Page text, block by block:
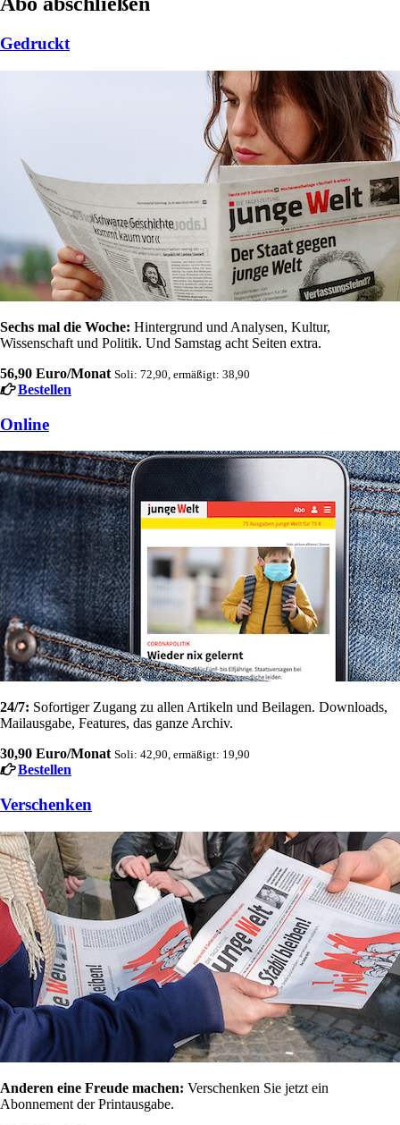
Gedruckt
Sechs mal die Woche: Hintergrund und Analysen, Kultur,
Wissenschaft und Politik. Und Samstag acht Seiten extra.
56,90 Euro/Monat Soli: 72,90, ermäßigt: 38,90
Bestellen
Online
24/7: Sofortiger Zugang zu allen Artikeln und Beilagen. Downloads,
Mailausgabe, Features, das ganze Archiv.
30,90 Euro/Monat Soli: 42,90, ermäßigt: 19,90
Bestellen
Verschenken
Anderen eine Freude machen: Verschenken Sie jetzt ein
Abonnement der Printausgabe.